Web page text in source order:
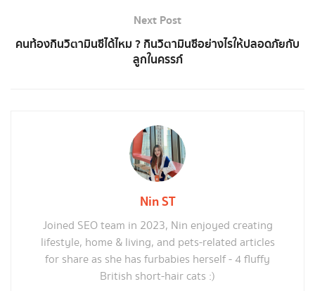
Next Post
คนท้องกินวิตามินซีได้ไหม ? กินวิตามินซีอย่างไรให้ปลอดภัยกับ
ลูกในครรภ์
Nin ST
Joined SEO team in 2023, Nin enjoyed creating
lifestyle, home & living, and pets-related articles
for share as she has furbabies herself - 4 fluffy
British short-hair cats :)